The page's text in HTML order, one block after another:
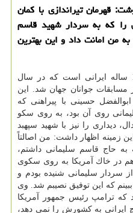
قهرمان تیراندازی با كمان
را كه به سردار شهید قاسم
من امانت داد و این بهترین
سید ابوالفضل حسینی كماندار 17 ساله ایرانی است كه در سال
مسابقات جوانان جهان شد. این
حسینی با پیراهنی كه
روی آن بود، به روی سكو
دیداری را نیز با شهید سپهبد
زمینه اظهار داشت: من اصالتاً
به حاج قاسم سلیمانی داشتم،
در خاك آمریكا به روی سكوی
سردار سلیمانی شنیده بودم و
كه این توفیق نصیبم شد. وی
كه ترامپ رئیس جمهور آمریكا
ایرانی به كشورش را نمی دهد،